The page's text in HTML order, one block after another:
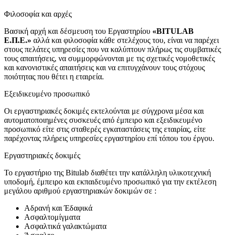
Φιλοσοφία και αρχές
Βασική αρχή και δέσμευση του Εργαστηρίου «BITULAB
Ε.Π.Ε.» αλλά και φιλοσοφία κάθε στελέχους του, είναι να παρέχει
στους πελάτες υπηρεσίες που να καλύπτουν πλήρως τις συμβατικές
τους απαιτήσεις, να συμμορφώνονται με τις σχετικές νομοθετικές
και κανονιστικές απαιτήσεις και να επιτυγχάνουν τους στόχους
ποιότητας που θέτει η εταιρεία.
Εξειδικευμένο προσωπικό
Οι εργαστηριακές δοκιμές εκτελούνται με σύγχρονα μέσα και
αυτοματοποιημένες συσκευές από έμπειρο και εξειδικευμένο
προσωπικό είτε στις σταθερές εγκαταστάσεις της εταιρίας, είτε
παρέχοντας πλήρεις υπηρεσίες εργαστηρίου επί τόπου του έργου.
Εργαστηριακές δοκιμές
To εργαστήριο της Bitulab διαθέτει την κατάλληλη υλικοτεχνική
υποδομή, έμπειρο και εκπαιδευμένο προσωπικό για την εκτέλεση
μεγάλου αριθμού εργαστηριακών δοκιμών σε :
Αδρανή και Έδαφικά
Ασφαλτομίγματα
Ασφαλτικά γαλακτώματα